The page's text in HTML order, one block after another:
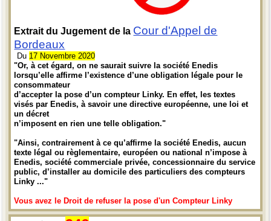
Extrait du Jugement de la Cour d'Appel de
Bordeaux
Du 17 Novembre 2020
"Or, à cet égard, on ne saurait suivre la société Enedis
lorsqu’elle affirme l’existence d’une obligation légale pour le
consommateur
d’accepter la pose d’un compteur Linky. En effet, les textes
visés par Enedis, à savoir une directive européenne, une loi et
un décret
n’imposent en rien une telle obligation."
"Ainsi, contrairement à ce qu’affirme la société Enedis, aucun
texte légal ou règlementaire, européen ou national n’impose à
Enedis, société commerciale privée, concessionnaire du service
public, d’installer au domicile des particuliers des compteurs
Linky ..."
Vous avez le Droit de refuser la pose d'un Compteur Linky